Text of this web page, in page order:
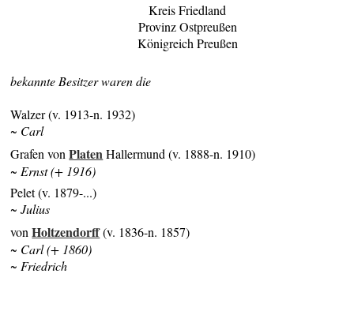
Kreis Friedland
Provinz Ostpreußen
Königreich Preußen
bekannte Besitzer waren die
Walzer (v. 1913-n. 1932)
~ Carl
Grafen vonPlatenHallermund (v. 1888-n. 1910)
~ Ernst (+ 1916)
Pelet (v. 1879-...)
~ Julius
vonHoltzendorff(v. 1836-n. 1857)
~ Carl(+ 1860)
~ Friedrich